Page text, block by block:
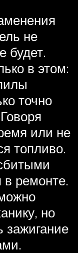
не
будет.
в этом:
точно
или не
топливо.
в ремонте.
но
зажигание